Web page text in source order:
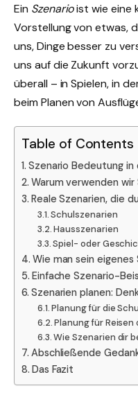
Ein Szenarioist wie eine
Vorstellung von etwas,
uns, Dinge besser zu
uns auf die Zukunft
überall – in Spielen, in
beim Planen von
Table of Contents
Szenario Bedeutung
Warum verwenden wir
Reale Szenarien, die
Schulszenarien
Hausszenarien
Spiel- oder
Wie man sein
Einfache Szenario-
Szenarien planen:
Planung für die
Planung für Reisen
Wie Szenarien dir
Abschließende
Das Fazit